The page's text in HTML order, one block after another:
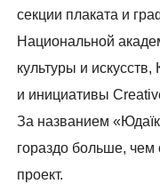
секции плаката и
Национальной
культуры и искусств,
и инициативы
За названием
гораздо больше, чем
проект.